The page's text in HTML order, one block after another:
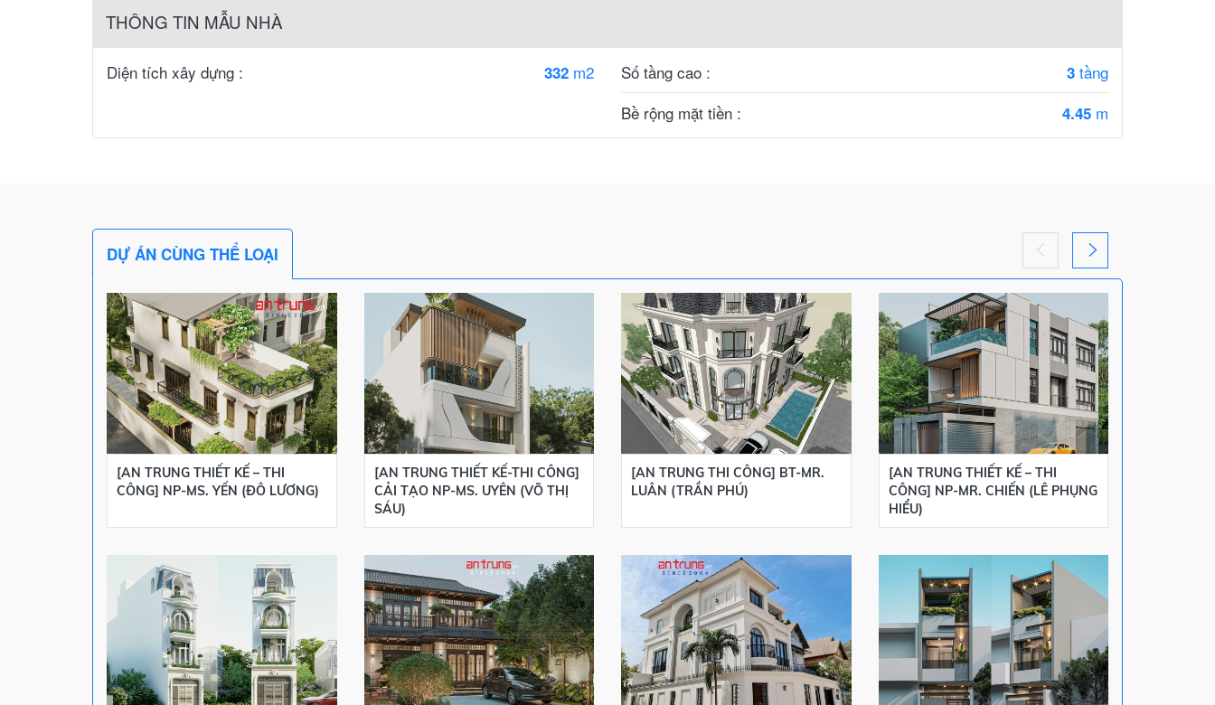
THÔNG TIN MẪU NHÀ
Diện tích xây dựng : 332 m2 Số tầng cao : 3 tầng
Bề rộng mặt tiền :
4.45 m
DỰ ÁN CÙNG THỂ LOẠI
[AN TRUNG THIẾT KẾ – THI
CÔNG] NP-MS. YẾN (ĐÔ LƯƠNG)
[AN TRUNG THIẾT KẾ-THI CÔNG]
CẢI TẠO NP-MS. UYÊN (VÕ THỊ
SÁU)
[AN TRUNG THI CÔNG] BT-MR.
LUÂN (TRẦN PHÚ)
[AN TRUNG THIẾT KẾ – THI
CÔNG] NP-MR. CHIẾN (LÊ PHỤNG
HIỂU)